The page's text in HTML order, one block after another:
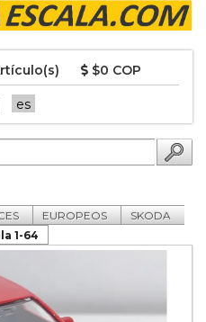
$0 COP
es
EUROPEOS
SKODA
1-64